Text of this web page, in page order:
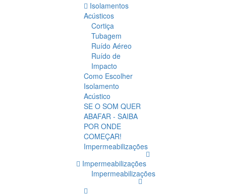
Isolamentos
Acústicos
Cortiça
Tubagem
Ruído Aéreo
Ruído de
Impacto
Como Escolher
Isolamento
Acústico
SE O SOM QUER
ABAFAR - SAIBA
POR ONDE
COMEÇAR!
Impermeabilizações
Impermeabilizações
Impermeabilizações